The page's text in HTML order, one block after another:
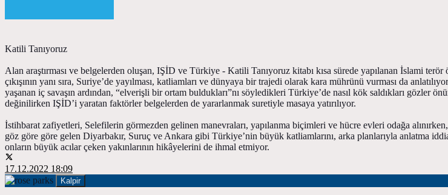
Katili Tanıyoruz
Alan araştırması ve belgelerden oluşan, IŞİD ve Türkiye - Katili Tanıyoruz kitabı kısa sürede yapılanan İslami
çıkışının yanı sıra, Suriye’de yayılması, katliamları ve dünyaya bir trajedi olarak kara mührünü vurması da
yaşanan iç savaşın ardından, “elverişli bir ortam buldukları”nı söyledikleri Türkiye’de nasıl kök saldıkları gözler
değinilirken IŞİD’i yaratan faktörler belgelerden de yararlanmak suretiyle masaya yatırılıyor.
İstihbarat zafiyetleri, Selefilerin görmezden gelinen manevraları, yapılanma biçimleri ve hücre evleri odağa
göz göre göre gelen Diyarbakır, Suruç ve Ankara gibi Türkiye’nin büyük katliamlarını, arka planlarıyla anlatma
onların büyük acılar çeken yakınlarının hikâyelerini de ihmal etmiyor.
17.12.2022 18:09
Kalpir